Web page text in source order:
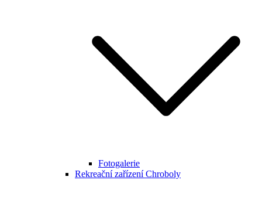
Fotogalerie
Rekreační zařízení Chroboly